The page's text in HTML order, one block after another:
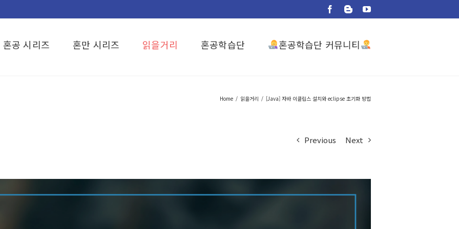
Facebook
BloggerYouTube
혼공 시리즈 혼만 시리즈 읽을거리 혼공학습단 혼공학습단 커뮤니티
Home / 읽을거리 / [Java] 자바 이클립스 설치와 eclipse 초기화 방법
Previous Next